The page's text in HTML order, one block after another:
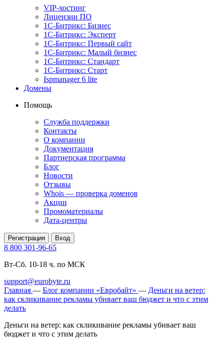
VIP-хостинг
Лицензии ПО
1С-Битрикс: Бизнес
1С-Битрикс: Эксперт
1С-Битрикс: Первый сайт
1С-Битрикс: Малый бизнес
1С-Битрикс: Стандарт
1С-Битрикс: Старт
Ispmanager 6 lite
Домены
Помощь
Служба поддержки
Контакты
О компании
Документация
Партнерская программа
Блог
Новости
Отзывы
Whois — проверка доменов
Акции
Промоматериалы
Дата-центры
Регистрация Вход
8 800 301-96-65
Вт-Сб. 10-18 ч. по МСК
support@eurobyte.ru
Главная — Блог компании «Евробайт» — Деньги на ветер:
как скликивание рекламы убивает ваш бюджет и что с этим
делать
Деньги на ветер: как скликивание рекламы убивает ваш
бюджет и что с этим делать